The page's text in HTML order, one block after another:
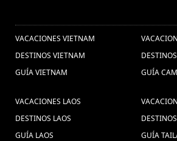
,
privado a Myanmar
Vietnam (22) ,
Viagens à
Tâilandia, Férias na
Viaja à Tailândia,
VACACIONES VIETNAM
DESTINOS VIETNAM
GUÍA VIETNAM
GUÍA
VACACIONES LAOS
DESTINOS LAOS
GUÍA LAOS
GUÍA